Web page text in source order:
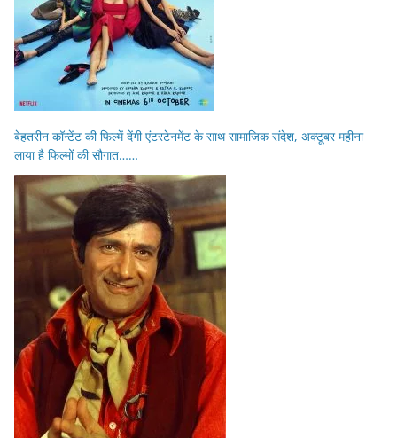
बेहतरीन कॉन्टेंट की फिल्में देंगी एंटरटेनमेंट के साथ सामाजिक संदेश, अक्टूबर महीना
लाया है फिल्मों की सौगात……